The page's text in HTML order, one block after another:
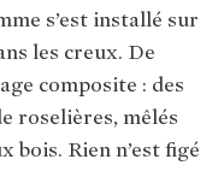
s’est installé sur
les creux. De
composite : des
roselières, mêlés
bois. Rien n’est figé